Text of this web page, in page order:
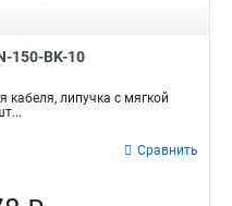
150-BK-10
кабеля, липучка с мягкой
Сравнить